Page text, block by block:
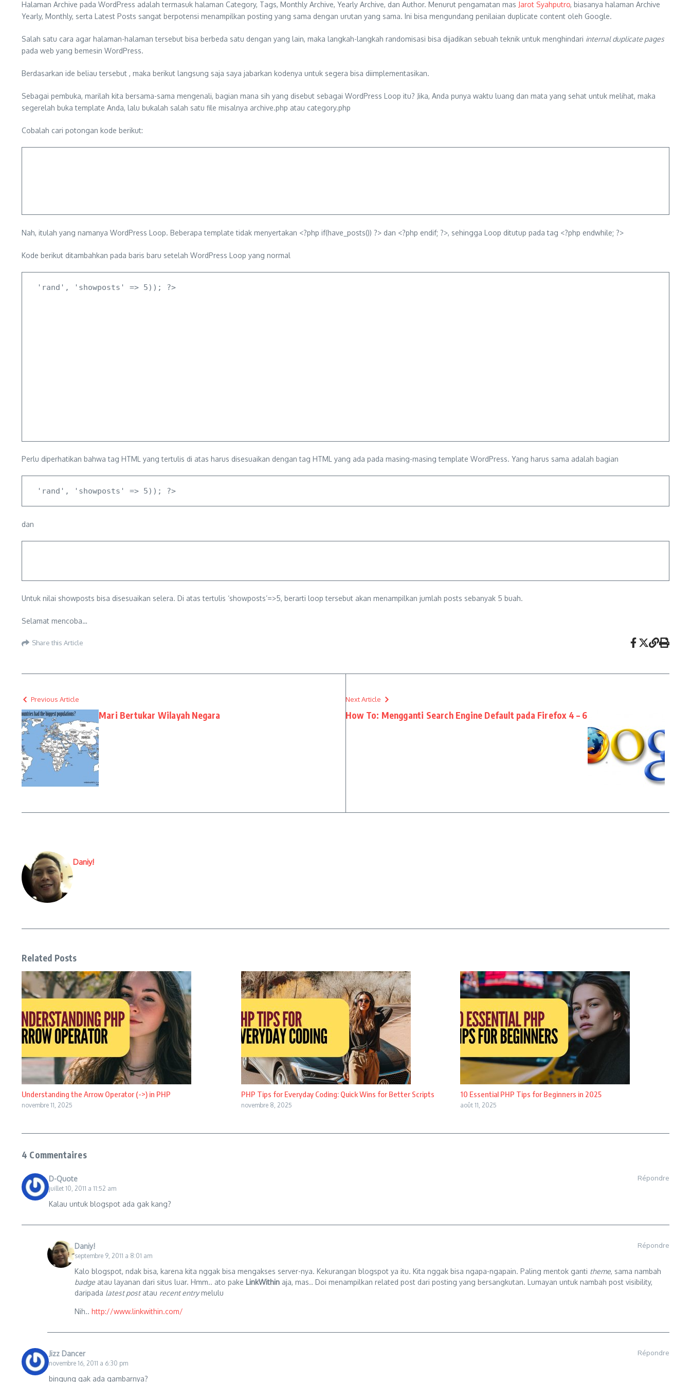
Halaman Archive pada WordPress adalah termasuk halaman Category, Tags, Monthly Archive, Yearly Archive, dan Author. Menurut pengamatan mas Jarot Syahputro, biasanya halaman Archive
Yearly, Monthly, serta Latest Posts sangat berpotensi menampilkan posting yang sama dengan urutan yang sama. Ini bisa mengundang penilaian duplicate content oleh Google.
Salah satu cara agar halaman-halaman tersebut bisa berbeda satu dengan yang lain, maka langkah-langkah randomisasi bisa dijadikan sebuah teknik untuk menghindari internal duplicate pages
pada web yang bemesin WordPress.
Berdasarkan ide beliau tersebut , maka berikut langsung saja saya jabarkan kodenya untuk segera bisa diimplementasikan.
Sebagai pembuka, marilah kita bersama-sama mengenali, bagian mana sih yang disebut sebagai WordPress Loop itu? Jika, Anda punya waktu luang dan mata yang sehat untuk melihat, maka
segerelah buka template Anda, lalu bukalah salah satu file misalnya archive.php atau category.php
Cobalah cari potongan kode berikut:
Nah, itulah yang namanya WordPress Loop. Beberapa template tidak menyertakan <?php if(have_posts()) ?> dan <?php endif; ?>, sehingga Loop ditutup pada tag <?php endwhile; ?>
Kode berikut ditambahkan pada baris baru setelah WordPress Loop yang normal
Perlu diperhatikan bahwa tag HTML yang tertulis di atas harus disesuaikan dengan tag HTML yang ada pada masing-masing template WordPress. Yang harus sama adalah bagian
dan
Untuk nilai showposts bisa disesuaikan selera. Di atas tertulis ‘showposts’=>5, berarti loop tersebut akan menampilkan jumlah posts sebanyak 5 buah.
Selamat mencoba…
Share this Article
Previous Article
Mari Bertukar Wilayah Negara
Next Article
How To: Mengganti Search Engine Default pada Firefox 4 – 6
Daniy!
Related Posts
Understanding the Arrow Operator (->) in PHP
novembre 11, 2025
PHP Tips for Everyday Coding: Quick Wins for Better Scripts
novembre 8, 2025
10 Essential PHP Tips for Beginners in 2025
août 11, 2025
4 Commentaires
D-Quote
juillet 10, 2011 a 11:52 am
Répondre
Kalau untuk blogspot ada gak kang?
Daniy!
septembre 9, 2011 a 8:01 am
Répondre
Kalo blogspot, ndak bisa, karena kita nggak bisa mengakses server-nya. Kekurangan blogspot ya itu. Kita nggak bisa ngapa-ngapain. Paling mentok ganti theme, sama nambah
badgeatau layanan dari situs luar. Hmm.. ato pake LinkWithinaja, mas.. Doi menampilkan related post dari posting yang bersangkutan. Lumayan untuk nambah post visibility,
daripada latest postatau recent entrymelulu
Nih.. http://www.linkwithin.com/
Jizz Dancer
novembre 16, 2011 a 6:30 pm
Répondre
bingung gak ada gambarnya?